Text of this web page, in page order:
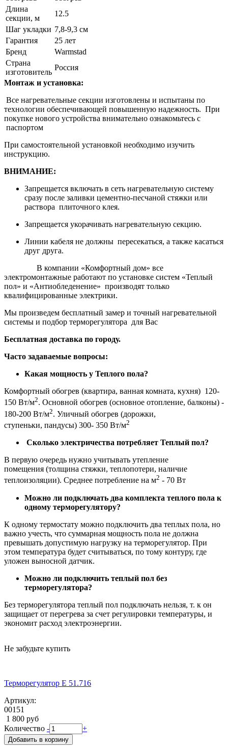
Длина
секции, м
12.5
Шаг укладки 7,8-9,3 см
Гарантия
25 лет
Бренд
Warmstad
Страна
изготовитель
Россия
Монтаж и установка:
Все нагревательные секции изготовлены и испытаны по
технологии обеспечивающей повышенную надежность. При
покупке нового устройства внимательно ознакомьтесь с
паспортом
При самостоятельной установкой необходимо изучить
инструкцию.
ВНИМАНИЕ:
Запрещается включать в сеть нагревательную систему
сразу после заливки цементно-песчаной стяжки или
раствора плиточного клея.
Запрещается укорачивать нагревательную секцию.
Линии кабеля не должны пересекаться, а также касаться
друг друга.
В компании «Комфортный дом» все
электромонтажные работают по установке систем «Теплый
пол» и «Антиобледенение» производят только
квалифицированные электрики.
Мы произведем бесплатный замер и точный нагревательной
системы и подбор терморегулятора для Вас
Бесплатная доставка по городу.
Часто задаваемые вопросы:
Какая мощность у Теплого пола?
Комфортный обогрев (квартира, ванная комната, кухня) 120-
150 Вт/м2. Основной обогрев (основное отопление, балконы) -
180-200 Вт/м2. Уличный обогрев (дорожки,
ступеньки, пандусы) 300- 350 Вт/м2
Сколько электричества потребляет Теплый пол?
В первую очередь нужно учитывать утепление
помещения (толщина стяжки, теплопотери, наличие
теплоизоляции). Среднее потребление на м2 - 70 Вт
Можно ли подключать два комплекта теплого пола к
одному терморегулятору?
К одному термостату можно подключить два теплых пола, но
важно учесть, что суммарная мощность пола не должна
превышать допустимую нагрузку на терморегулятор. При
этом температура будет считываться, по тому контуру, где
уложен выносной датчик.
Можно ли подключить теплый пол без
терморегулятора?
Без терморегулятора теплый пол подключать нельзя, т. к он
защищает от перегрева за счет регулировки температуры, и
экономит расход электроэнергии.
Не забудьте купить
Терморегулятор E 51.716
Артикул:
00151
1 800 руб
Количество - +
Добавить в корзину